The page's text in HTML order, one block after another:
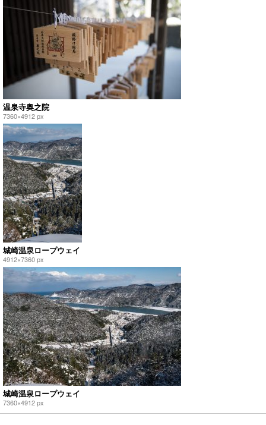
温泉寺奥之院
7360×4912 px
城崎温泉ロープウェイ
4912×7360 px
城崎温泉ロープウェイ
7360×4912 px